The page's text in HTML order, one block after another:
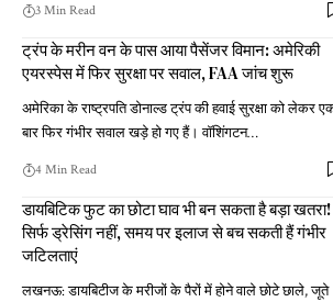
3 Min Read
ट्रंप के मरीन वन के पास आया पैसेंजर विमान: अमेरिकी
एयरस्पेस में फिर सुरक्षा पर सवाल, FAA जांच शुरू
अमेरिका के राष्ट्रपति डोनाल्ड ट्रंप की हवाई सुरक्षा को लेकर
बार फिर गंभीर सवाल खड़े हो गए हैं। वॉशिंगटन…
4 Min Read
डायबिटिक फुट का छोटा घाव भी बन सकता है बड़ा खतरा!
सिर्फ ड्रेसिंग नहीं, समय पर इलाज से बच सकती हैं गंभीर
जटिलताएं
लखनऊ: डायबिटीज के मरीजों के पैरों में होने वाले छोटे छाले, जूते